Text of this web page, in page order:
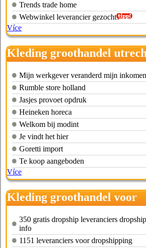
Trends trade home
Webwinkel leverancier gezocht
Více
Kleding groothandel
Mijn werkgever veranderd mijn inkomen
Rumble store holland
Jasjes provoet opdruk
Heineken horeca
Welkom bij modint
Je vindt het hier
Goretti import
Te koop aangeboden
Více
Kleding groothandel voor
webshop
350 gratis dropship leveranciers
info
1151 leveranciers voor dropshipping